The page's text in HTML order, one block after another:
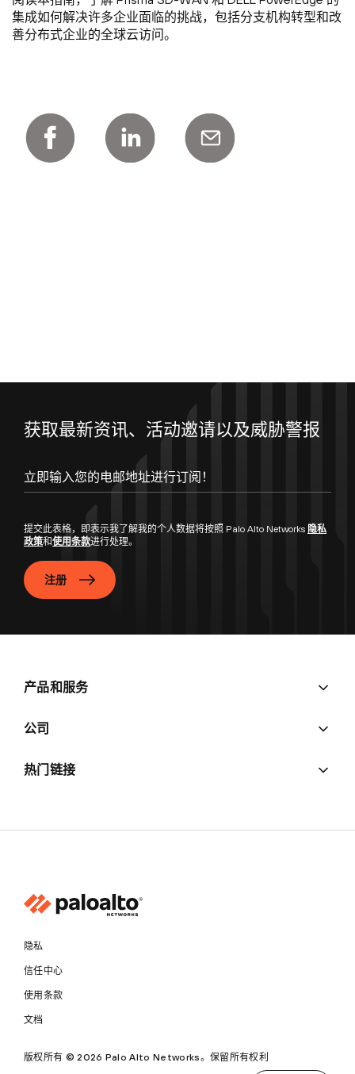
集成如何解决许多企业面临的挑战，包括分支机构转型和改
善分布式企业的全球云访问。
获取最新资讯、活动邀请以及威胁警报
提交此表格，即表示我了解我的个人数据将按照 Palo Alto Networks 隐私
政策和使用条款进行处理。
注册
产品和服务
公司
热门链接
隐私
信任中心
使用条款
文档
版权所有 © 2026 Palo Alto Networks。保留所有权利